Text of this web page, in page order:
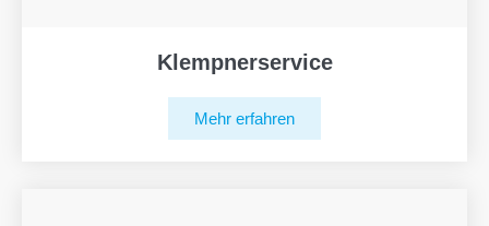
Klempnerservice
Mehr erfahren